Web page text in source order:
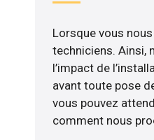
Lorsque vous
techniciens. Ainsi,
l’impact de
avant toute pose
vous pouvez
comment nous